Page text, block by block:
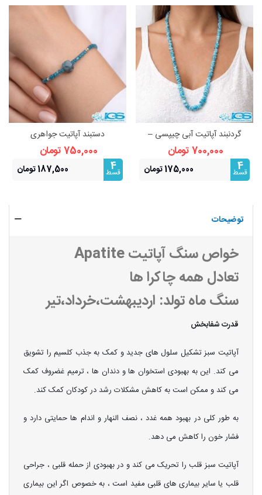
گردنبند آپاتیت آبی چیپسی –
سنگ آرامش و شهود
700,000 تومان
4
قسط 175,000 تومان
دستبند آپاتیت جواهری
750,000 تومان
4
قسط 187,500 تومان
توضیحات
خواص سنگ آپاتیت Apatite
تعادل همه چاکرا ها
سنگ ماه تولد: اردیبهشت،خرداد،تیر
قدرت شفابخش
آپاتیت سبز تشکیل سلول های جدید و کمک به جذب کلسیم را تشویق
می کند. این به بهبودی استخوان ها و دندان ها ، ترمیم غضروف کمک
می کند و ممکن است به کاهش مشکلات رشد در کودکان کمک کند.
به طور کلی در بهبود همه غدد ، نصف النهار و اندام ها حمایتی دارد و
فشار خون را کاهش می دهد.
آپاتیت سبز قلب را تحریک می کند و در بهبودی از حمله قلبی ، جراحی
قلب یا سایر بیماری های قلبی مفید است ، به خصوص اگر این بیماری